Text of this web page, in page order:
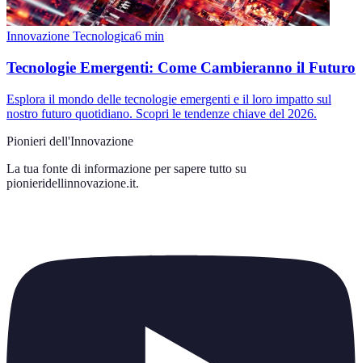
Innovazione Tecnologica6 min
Tecnologie Emergenti: Come Cambieranno il Futuro
Esplora il mondo delle tecnologie emergenti e il loro impatto sul
nostro futuro quotidiano. Scopri le tendenze chiave del 2026.
Pionieri dell'Innovazione
La tua fonte di informazione per sapere tutto su
pionieridellinnovazione.it.